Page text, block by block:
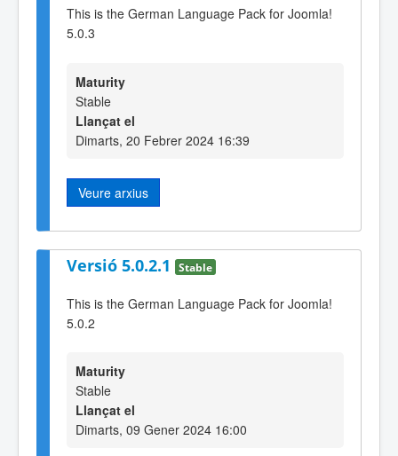
This is the German Language Pack for Joomla!
5.0.3
Maturity
Stable
Llançat el
Dimarts, 20 Febrer 2024 16:39
Veure arxius
Versió 5.0.2.1 Stable
This is the German Language Pack for Joomla!
5.0.2
Maturity
Stable
Llançat el
Dimarts, 09 Gener 2024 16:00